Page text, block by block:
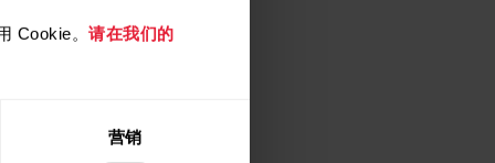
Cookie。 请在我们的
营销